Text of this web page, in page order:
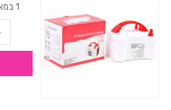
1 במארז